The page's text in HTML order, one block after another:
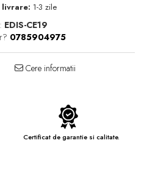
1-3 zile
EDIS-CE19
0785904975
Cere informatii
Certificat de garantie si calitate.